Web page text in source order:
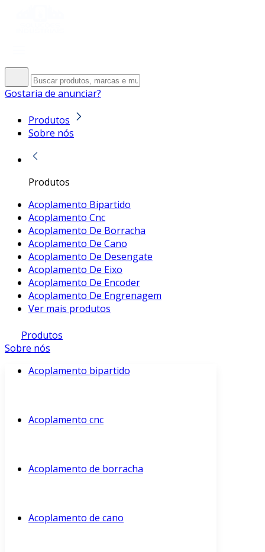
Gostaria de anunciar?
Produtos
Sobre nós
Produtos
Acoplamento Bipartido
Acoplamento Cnc
Acoplamento De Borracha
Acoplamento De Cano
Acoplamento De Desengate
Acoplamento De Eixo
Acoplamento De Encoder
Acoplamento De Engrenagem
Ver mais produtos
Produtos
Sobre nós
Acoplamento bipartido
Acoplamento cnc
Acoplamento de borracha
Acoplamento de cano